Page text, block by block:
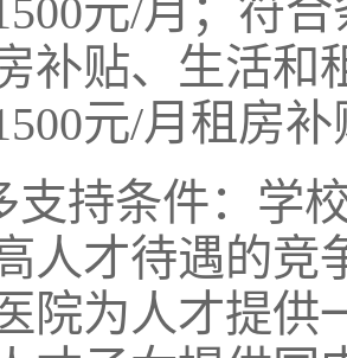
元/月；符
补贴、生活和
元/月租房
支持条件：学
人才待遇的竞
院为人才提供